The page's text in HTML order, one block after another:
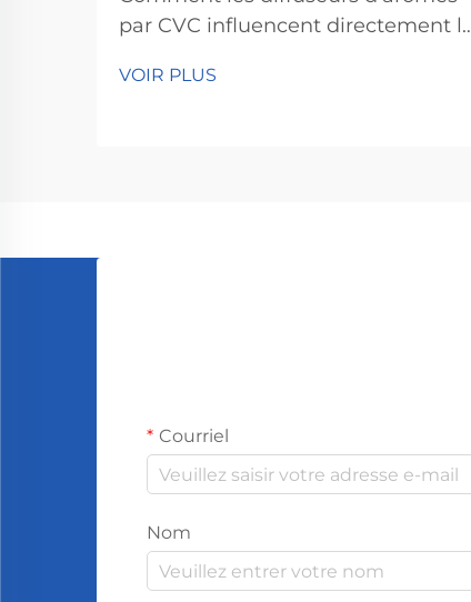
par CVC influencent directement
parfums et la réponse émotionnelle
VOIR PLUS
Courriel
Nom